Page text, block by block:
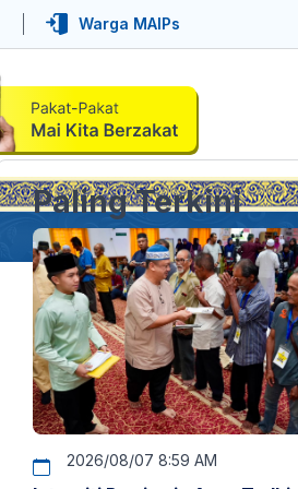
Warga MAIPs
Paling Terkini
2026/08/07 8:59 AM